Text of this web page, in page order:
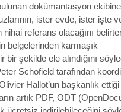
dokümantasyon ekibine
ister evde, ister işte
referans olacağını
belgelerinden karmaşık
şekilde ele alındığını
Schofield tarafından
Hallot’un başkanlık
artık PDF, ODT